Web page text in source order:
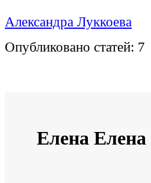
Александра Луккоева
Опубликовано статей: 7
Елена Елена